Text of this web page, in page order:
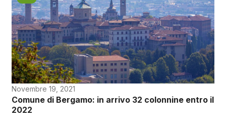
Novembre 19, 2021
Comune di Bergamo: in arrivo 32 colonnine entro il
2022